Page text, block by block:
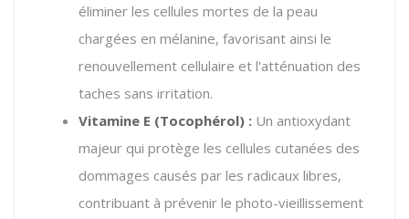
éliminer les cellules mortes de la peau
chargées en mélanine, favorisant ainsi le
renouvellement cellulaire et l'atténuation des
taches sans irritation.
Vitamine E (Tocophérol) : Un antioxydant
majeur qui protège les cellules cutanées des
dommages causés par les radicaux libres,
contribuant à prévenir le photo-vieillissement